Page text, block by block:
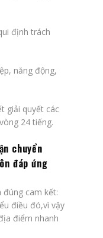
định trách
năng động,
giải quyết các
24 tiếng.
chuyển
đáp ứng
đúng cam kết:
điều đó,vì vậy
điểm nhanh